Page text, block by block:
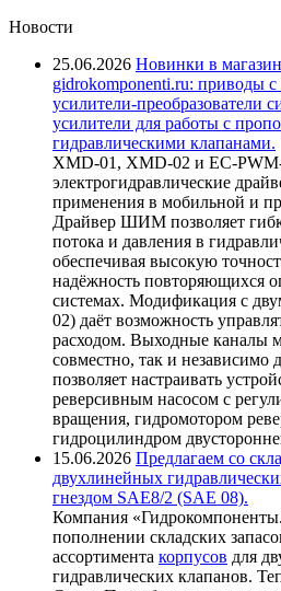
Новости
25.06.2026 Новинки в
gidrokomponenti.ru: приводы
усилители-преобразователи
усилители для работы с
гидравлическими клапанами.
XMD-01, XMD-02 и EC-
электрогидравлические
применения в мобильной и
Драйвер ШИМ позволяет
потока и давления в
обеспечивая высокую
надёжность повторяющихся
системах. Модификация с
02) даёт возможность
расходом. Выходные каналы
совместно, так и независимо
позволяет настраивать
реверсивным насосом с
вращения, гидромотором
гидроцилиндром
15.06.2026 Предлагаем со
двухлинейных
гнездом SAE8/2 (SAE 08).
Компания
пополнении складских
ассортимента корпусов для
гидравлических клапанов.